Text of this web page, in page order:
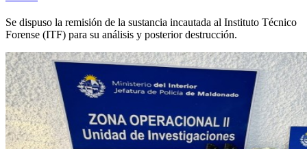
Se dispuso la remisión de la sustancia incautada al Instituto Técnico
Forense (ITF) para su análisis y posterior destrucción.